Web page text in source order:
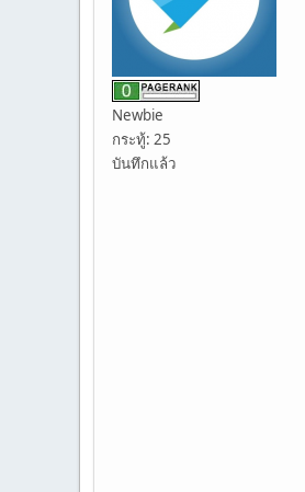
Newbie
กระทู้: 25
บันทึกแล้ว